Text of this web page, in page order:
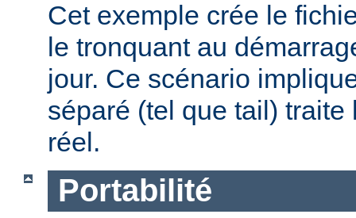
Cet exemple crée le
le tronquant au
jour. Ce scénario
séparé (tel que tail)
réel.
Portabilité